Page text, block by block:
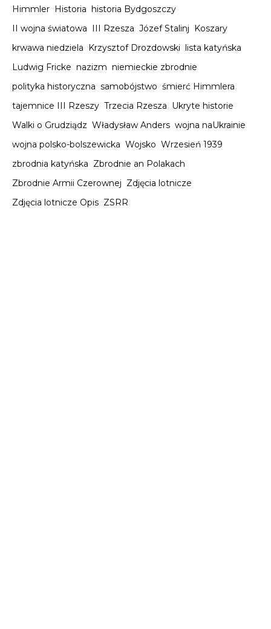
Himmler Historia historia Bydgoszczy
II wojna światowa III Rzesza Józef Stalinj Koszary
krwawa niedziela Krzysztof Drozdowski lista katyńska
Ludwig Fricke nazizm niemieckie zbrodnie
polityka historyczna samobójstwo śmierć Himmlera
tajemnice III Rzeszy Trzecia Rzesza Ukryte historie
Walki o Grudziądz Władysław Anders wojna naUkrainie
wojna polsko-bolszewicka Wojsko Wrzesień 1939
zbrodnia katyńska Zbrodnie an Polakach
Zbrodnie Armii Czerownej Zdjęcia lotnicze
Zdjęcia lotnicze Opis ZSRR